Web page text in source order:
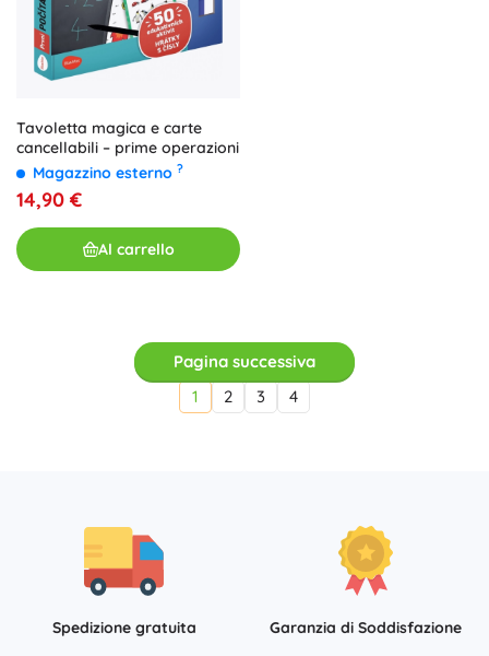
Tavoletta magica e carte
cancellabili – prime operazioni
Magazzino esterno ?
14,90 €
Al carrello
Pagina successiva
1
2 3 4
Spedizione gratuita
Garanzia di Soddisfazione